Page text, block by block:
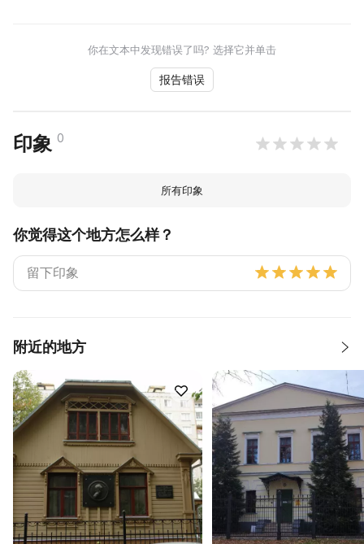
你在文本中发现错误了吗? 选择它并单击
报告错误
印象 0
所有印象
你觉得这个地方怎么样？
附近的地方